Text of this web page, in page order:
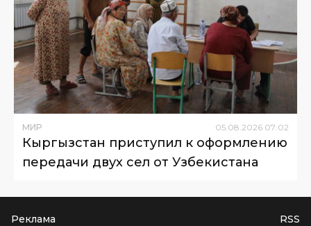
МИР 05 08 2026 07:02
Кыргызстан приступил к оформлению
передачи двух сел от Узбекистана
Реклама RSS